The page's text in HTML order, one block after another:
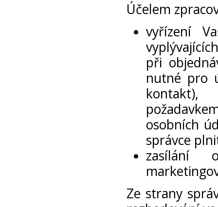
Účelem
vyřízení
při
nutné pro
kontakt),
osobních
správce
zasílání
Ze strany